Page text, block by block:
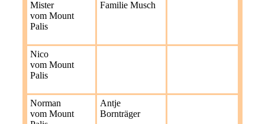
Mister
vom Mount
Palis
Familie Musch
Nico
vom Mount
Palis
Norman
vom Mount
Antje
Bornträger